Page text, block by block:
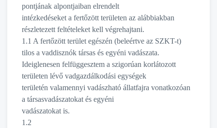
pontjának alpontjaiban elrendelt
intézkedéseket a fertőzött területen az alábbiakban
részletezett feltételeket kell végrehajtani.
1.1 A fertőzött terület egészén (beleértve az SZKT-t)
tilos a vaddisznók társas és egyéni vadászata.
Ideiglenesen felfüggesztem a szigorúan korlátozott
területen lévő vadgazdálkodási egységek
területén valamennyi vadászható állatfajra vonatkozóan
a társasvadászatokat és egyéni
vadászatokat is.
1.2